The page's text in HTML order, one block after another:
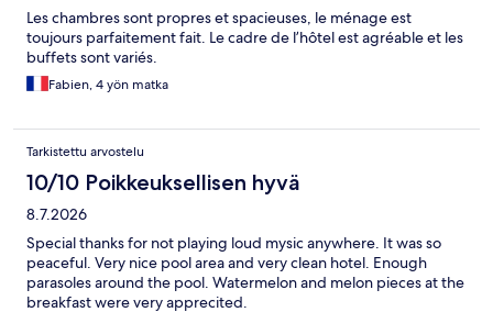
Les chambres sont propres et spacieuses, le ménage est
toujours parfaitement fait. Le cadre de l’hôtel est agréable et les
buffets sont variés.
Fabien, 4 yön matka
Tarkistettu arvostelu
10/10 Poikkeuksellisen hyvä
8.7.2026
Special thanks for not playing loud mysic anywhere. It was so
peaceful. Very nice pool area and very clean hotel. Enough
parasoles around the pool. Watermelon and melon pieces at the
breakfast were very apprecited.